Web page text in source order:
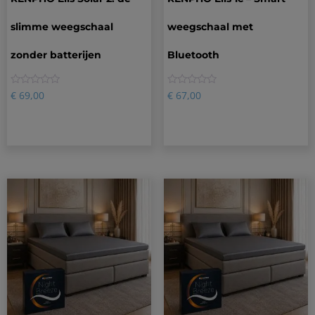
slimme weegschaal
zonder batterijen
0
€ 69,00
weegschaal met
Bluetooth
0
€67,00